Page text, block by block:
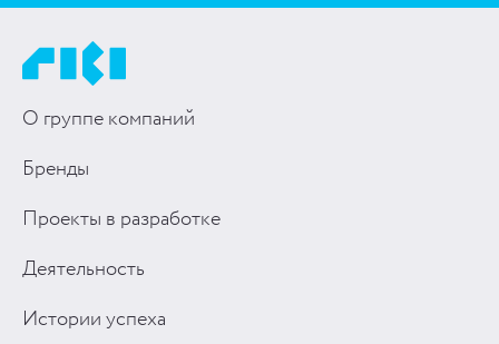
О группе компаний
Бренды
Проекты в разработке
Деятельность
Истории успеха